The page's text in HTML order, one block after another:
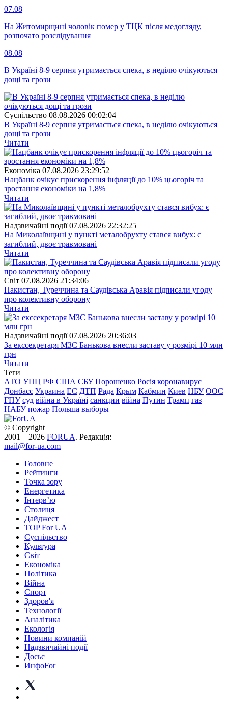
07.08
На Житомирщині чоловік помер у ТЦК після медогляду,
розпочато розслідування
08.08
В Україні 8-9 серпня утримається спека, в неділю очікуються
дощі та грози
Суспiльство 08.08.2026 00:02:04
В Україні 8-9 серпня утримається спека, в неділю очікуються
дощі та грози
Читати
Економіка 07.08.2026 23:29:52
Нацбанк очікує прискорення інфляції до 10% цьогоріч та
зростання економіки на 1,8%
Читати
Надзвичайні події 07.08.2026 22:32:25
На Миколаївщині у пункті металобрухту стався вибух: є
загиблий, двоє травмовані
Читати
Свiт 07.08.2026 21:34:06
Пакистан, Туреччина та Саудівська Аравія підписали угоду
про колективну оборону
Читати
Надзвичайні події 07.08.2026 20:36:03
За екссекретаря МЗС Банькова внесли заставу у розмірі 10 млн
грн
Читати
Теги
АТО УПЦ РФ США СБУ Порошенко Росія коронавирус
Донбасс Украина ЕС ДТП Рада Крым Кабмин Киев НБУ ООС
ГПУ суд війна в Україні санкции війна Путин Трамп газ
НАБУ пожар Польша выборы
© Copyright
2001—2026 FORUA. Редакція:
mail@for-ua.com
Головне
Рейтинги
Точка зору
Енергетика
Інтерв’ю
Столиця
Дайджест
TOP For UA
Суспiльство
Культура
Світ
Економіка
Політика
Війна
Спорт
Здоров'я
Технології
Аналітика
Екологія
Новини компаній
Надзвичайні події
Досьє
ИнфоFor